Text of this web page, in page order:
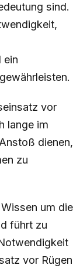
sind.
ein
vor
lange im
dienen,
zu
um die
führt zu
vor Rügen